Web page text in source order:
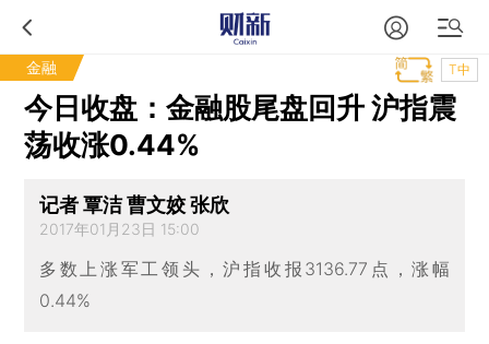
金融 T中
今日收盘：金融股尾盘回升 沪指震
荡收涨0.44%
记者 覃洁 曹文姣 张欣
2017年01月23日 15:00
多数上涨军工领头，沪指收报3136.77点，涨幅
0.44%